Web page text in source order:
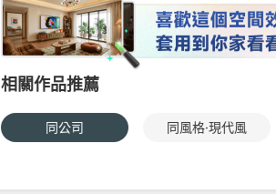
相關作品推薦
同公司 同風格·現代風